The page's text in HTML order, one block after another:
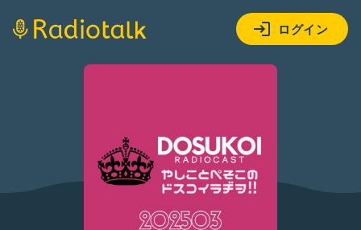
ログイン